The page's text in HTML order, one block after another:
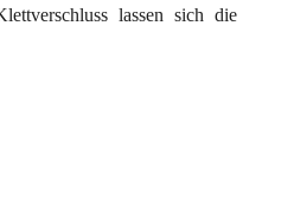
lassen sich die